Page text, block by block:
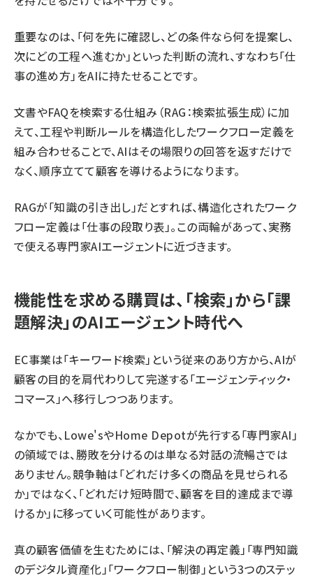
重要なのは、「何を先に確認し、どの条件なら何を提案し、
次にどの工程へ進むか」といった判断の流れ、すなわち「仕
事の進め方」をAIに持たせることです。
文書やFAQを検索する仕組み（RAG：検索拡張生成）に加
えて、工程や判断ルールを構造化したワークフロー定義を
組み合わせることで、AIはその場限りの回答を返すだけで
なく、順序立てて顧客を導けるようになります。
RAGが「知識の引き出し」だとすれば、構造化されたワーク
フロー定義は「仕事の段取り表」。この両輪があって、実務
で使える専門家AIエージェントに近づきます。
機能性を求める購買は、「検索」から「課
題解決」のAIエージェント時代へ
EC事業は「キーワード検索」という従来のあり方から、AIが
顧客の目的を肩代わりして完遂する「エージェンティック・
コマース」へ移行しつつあります。
なかでも、Lowe'sやHome Depotが先行する「専門家AI」
の領域では、勝敗を分けるのは単なる対話の流暢さでは
ありません。競争軸は「どれだけ多くの商品を見せられる
か」ではなく、「どれだけ短時間で、顧客を目的達成まで導
けるか」に移っていく可能性があります。
真の顧客価値を生むためには、「解決の再定義」「専門知識
のデジタル資産化」「ワークフロー制御」という3つのステッ